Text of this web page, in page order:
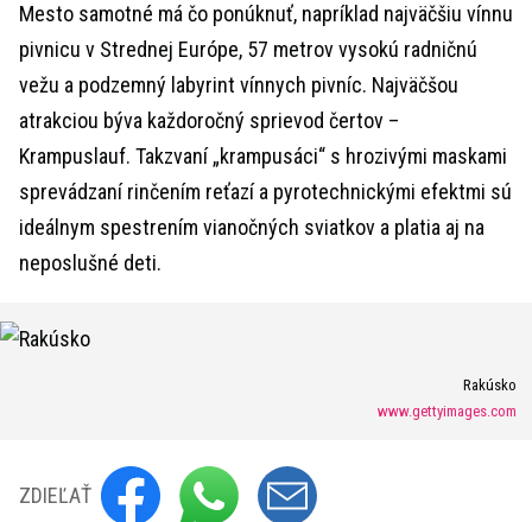
Mesto samotné má čo ponúknuť, napríklad najväčšiu vínnu
pivnicu v Strednej Európe, 57 metrov vysokú radničnú
vežu a podzemný labyrint vínnych pivníc. Najväčšou
atrakciou býva každoročný sprievod čertov –
Krampuslauf. Takzvaní „krampusáci“ s hrozivými maskami
sprevádzaní rinčením reťazí a pyrotechnickými efektmi sú
ideálnym spestrením vianočných sviatkov a platia aj na
neposlušné deti.
Rakúsko
www.gettyimages.com
ZDIEĽAŤ